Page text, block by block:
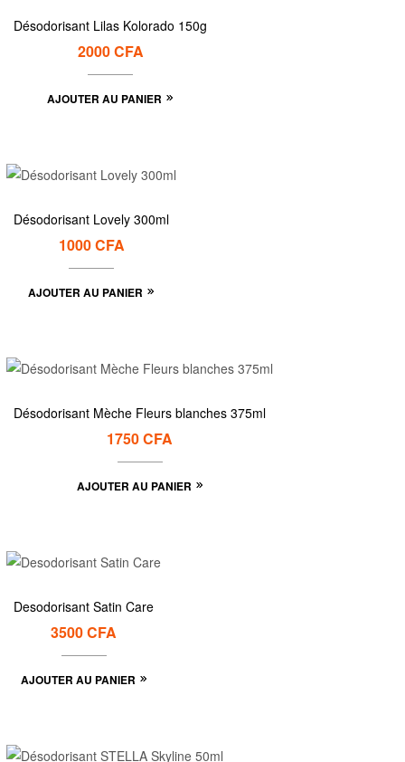
Désodorisant Lilas Kolorado 150g
2000CFA
AJOUTER AU PANIER
Désodorisant Lovely 300ml
1000CFA
AJOUTER AU PANIER
Désodorisant Mèche Fleurs blanches 375ml
1750CFA
AJOUTER AU PANIER
Desodorisant Satin Care
3500CFA
AJOUTER AU PANIER